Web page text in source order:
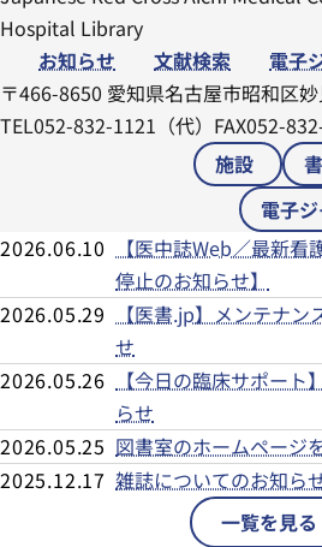
Hospital Library
お知らせ
文献検索 電子
〒466-8650 愛知県名古屋市昭和区
TEL052-832-1121（代） FAX052-
施設
電子
2026.06.10
【医中誌Web／最新
停止のお知らせ】
2026.05.29
【医書.jp】メンテナ
せ
2026.05.26
【今日の臨床サポー
らせ
2026.05.25 図書室のホームページ
2025.12.17 雑誌についてのお知ら
一覧を見る